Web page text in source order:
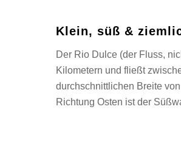
Klein, süß &
Der Rio Dulce (der Fluss,
Kilometern und fließt
durchschnittlichen Breite
Richtung Osten ist der